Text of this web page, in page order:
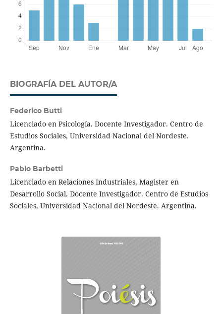
BIOGRAFÍA DEL AUTOR/A
Federico Butti
Licenciado en Psicología. Docente Investigador. Centro de
Estudios Sociales, Universidad Nacional del Nordeste.
Argentina.
Pablo Barbetti
Licenciado en Relaciones Industriales, Magister en
Desarrollo Social. Docente Investigador. Centro de Estudios
Sociales, Universidad Nacional del Nordeste. Argentina.